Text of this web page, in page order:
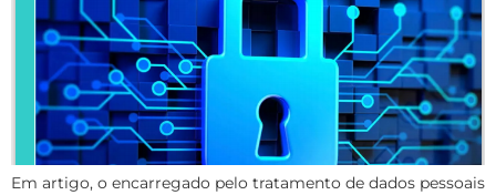
Em artigo, o encarregado pelo tratamento de dados pessoais